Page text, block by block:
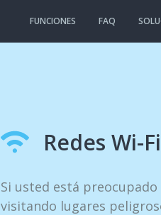
FUNCIONES FAQ
Redes Wi-Fi
Si usted está
visitando lugares